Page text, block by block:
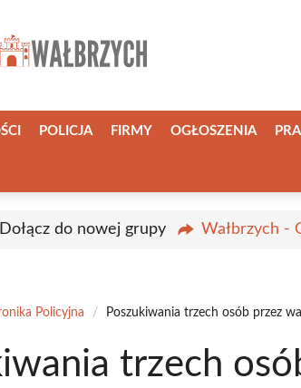
POLICJA FIRMY OGŁOSZENIA
Dołącz do nowej grupy Wałbrzych -
Policyjna / Poszukiwania trzech osób przez
trzech